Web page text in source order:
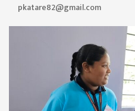
pkatare82@gmail.com